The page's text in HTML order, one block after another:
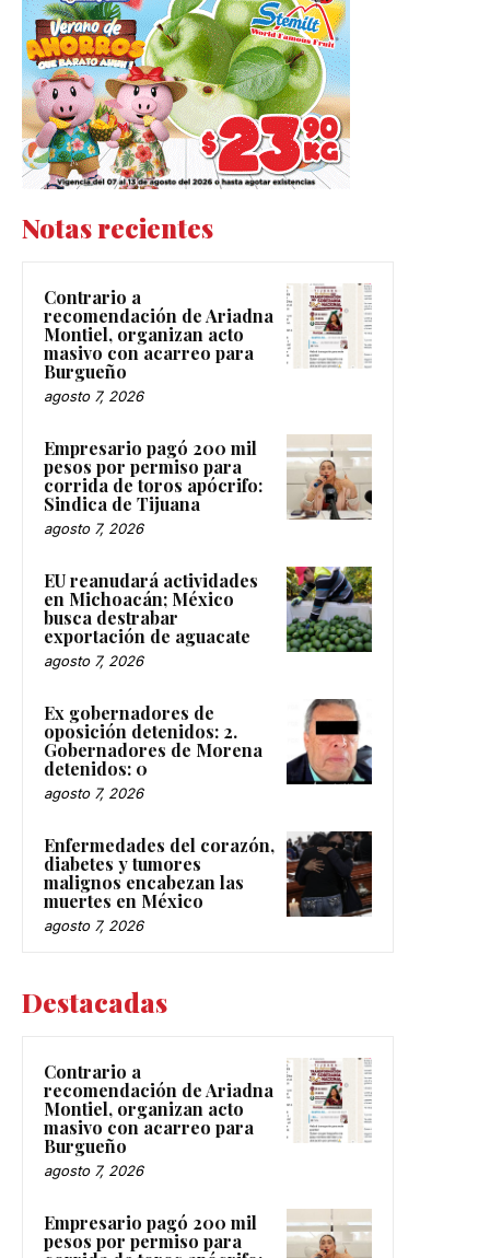
Notas recientes
Contrario a
recomendación de Ariadna
Montiel, organizan acto
masivo con acarreo para
Burgueño
agosto 7, 2026
Empresario pagó 200 mil
pesos por permiso para
corrida de toros apócrifo:
Sindica de Tijuana
agosto 7, 2026
EU reanudará actividades
en Michoacán; México
busca destrabar
exportación de aguacate
agosto 7, 2026
Ex gobernadores de
oposición detenidos: 2.
Gobernadores de Morena
detenidos: 0
agosto 7, 2026
Enfermedades del corazón,
diabetes y tumores
malignos encabezan las
muertes en México
agosto 7, 2026
Destacadas
Contrario a
recomendación de Ariadna
Montiel, organizan acto
masivo con acarreo para
Burgueño
agosto 7, 2026
Empresario pagó 200 mil
pesos por permiso para